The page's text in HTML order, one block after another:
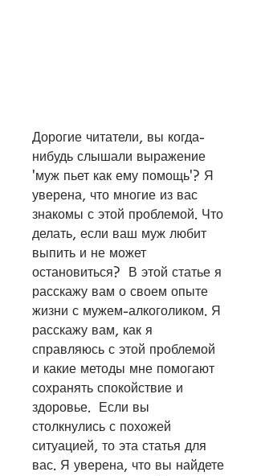
Дорогие читатели, вы когда-
нибудь слышали выражение
'муж пьет как ему помощь'? Я
уверена, что многие из вас
знакомы с этой проблемой. Что
делать, если ваш муж любит
выпить и не может
остановиться?  В этой статье я
расскажу вам о своем опыте
жизни с мужем-алкоголиком. Я
расскажу вам, как я
справляюсь с этой проблемой
и какие методы мне помогают
сохранять спокойствие и
здоровье.  Если вы
столкнулись с похожей
ситуацией, то эта статья для
вас. Я уверена, что вы найдете